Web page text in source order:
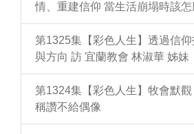
情、重建信仰 當生活崩塌時該怎
第1325集【彩色人生】透過信
與方向 訪 宜蘭教會 林淑華 姊妹
第1324集【彩色人生】牧會默
稱讚不給偶像